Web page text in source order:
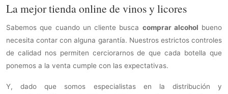
La mejor tienda online de vinos y licores
Sabemos que cuando un cliente busca comprar alcohol bueno
necesita contar con alguna garantía. Nuestros estrictos controles
de calidad nos permiten cerciorarnos de que cada botella que
ponemos a la venta cumple con las expectativas.
Y, dado que somos especialistas en la distribución y